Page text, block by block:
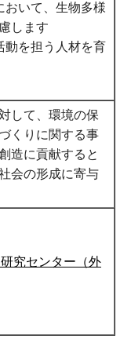
いて、生物多様
します
を担う人材を育
して、環境の保
くりに関する事
造に貢献すると
会の形成に寄与
究センター（外